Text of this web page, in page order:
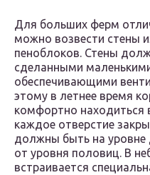
Для больших ферм
можно возвести стены
пеноблоков. Стены
сделанными
обеспечивающими
этому в летнее время
комфортно находиться
каждое отверстие
должны быть на уровне
от уровня половиц. В
встраивается